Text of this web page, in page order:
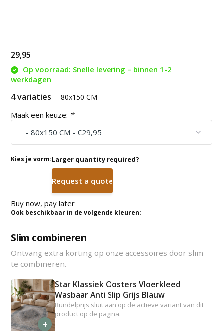
29,95
Op voorraad: Snelle levering – binnen 1-2
werkdagen
4 variaties - 80x150 CM
Maak een keuze: *
Kies je vorm:Larger quantity required?
Request a quote
Buy now, pay later
Ook beschikbaar in de volgende kleuren:
Slim combineren
Ontvang extra korting op onze accessoires door slim
te combineren.
+
Star Klassiek Oosters Vloerkleed
Wasbaar Anti Slip Grijs Blauw
Bundelprijs sluit aan op de actieve variant van dit
product op de pagina.